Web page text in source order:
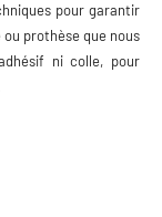
pour garantir
prothèse que nous
ni colle, pour